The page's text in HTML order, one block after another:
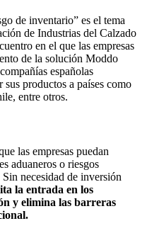
de inventario” es el tema
de Industrias del Calzado
en el que las empresas
de la solución Moddo
españolas
sus productos a países como
entre otros.
las empresas puedan
aduaneros o riesgos
necesidad de inversión
la entrada en los
y elimina las barreras